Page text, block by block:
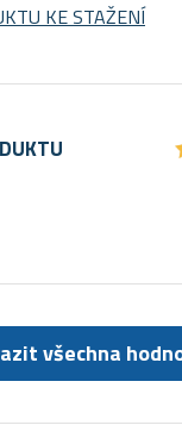
KE STAŽENÍ
všechna